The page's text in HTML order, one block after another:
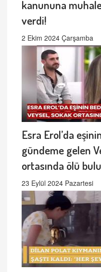
kanununa
verdi!
2 Ekim 2024 Çarşamba
Esra Erol’da
gündeme gelen
ortasında ölü
23 Eylül 2024 Pazartesi